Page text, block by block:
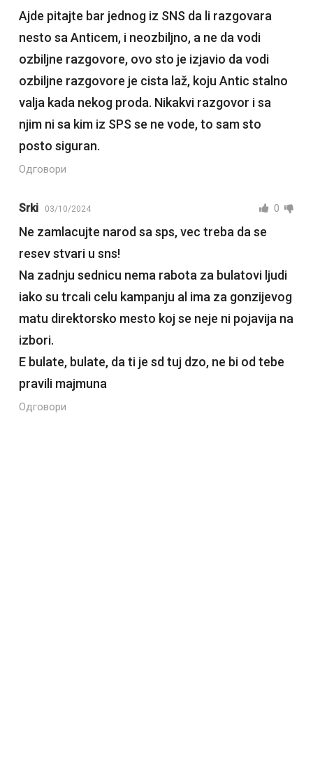
Ajde pitajte bar jednog iz SNS da li razgovara
nesto sa Anticem, i neozbiljno, a ne da vodi
ozbiljne razgovore, ovo sto je izjavio da vodi
ozbiljne razgovore je cista laž, koju Antic stalno
valja kada nekog proda. Nikakvi razgovor i sa
njim ni sa kim iz SPS se ne vode, to sam sto
posto siguran.
Одговори
Srki 03/10/2024 0
Ne zamlacujte narod sa sps, vec treba da se
resev stvari u sns!
Na zadnju sednicu nema rabota za bulatovi ljudi
iako su trcali celu kampanju al ima za gonzijevog
matu direktorsko mesto koj se neje ni pojavija na
izbori.
E bulate, bulate, da ti je sd tuj dzo, ne bi od tebe
pravili majmuna
Одговори